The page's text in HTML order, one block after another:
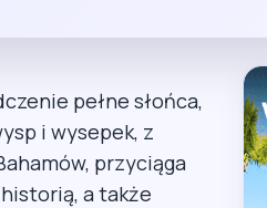
pełne słońca,
i wysepek, z
przyciąga
a także